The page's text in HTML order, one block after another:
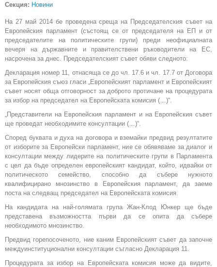
Секция: Новини
На 27 май 2014 бе проведена среща на Председателския съвет на
Европейския парламент (състоящ се от председателя на ЕП и от
председателите на политическите групи) преди неофициалната
вечеря на държавните и правителствени ръководители на ЕС,
насрочена за днес. Председателският съвет обяви следното:
Декларация номер 11, отнасяща се до чл. 17.6 и чл. 17.7 от Договора
за Европейския съюз гласи „Европейският парламент и Европейският
съвет носят обща отговорност за доброто протичане на процедурата
за избор на председател на Европейската комисия (…)“.
„Представители на Европейския парламент и на Европейския съвет
ще проведат необходимите консултации (…)“.
Според буквата и духа на договора и вземайки предвид резултатите
от изборите за Европейски парламент, ние се обявяваме за диалог и
консултации между лидерите на политическите групи в Парламента
с цел да бъде определен европейският кандидат, който, идвайки от
политическото семейство, способно да събере нужното
квалифицирано мнозинство в Европейския парламент, да заеме
поста на следващ председател на Европейската комисия.
На кандидата на най-голямата група Жан-Клод Юнкер ще бъде
представена възможността първи да се опита да събере
необходимото мнозинство.
Предвид горепосоченото, ние каним Европейският съвет да започне
междуинституционални консултации съгласно Декларация 11.
Процедурата за избор на Европейската комисия може да видите,